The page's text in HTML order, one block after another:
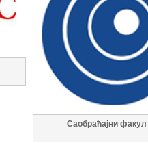
Саобраћајни